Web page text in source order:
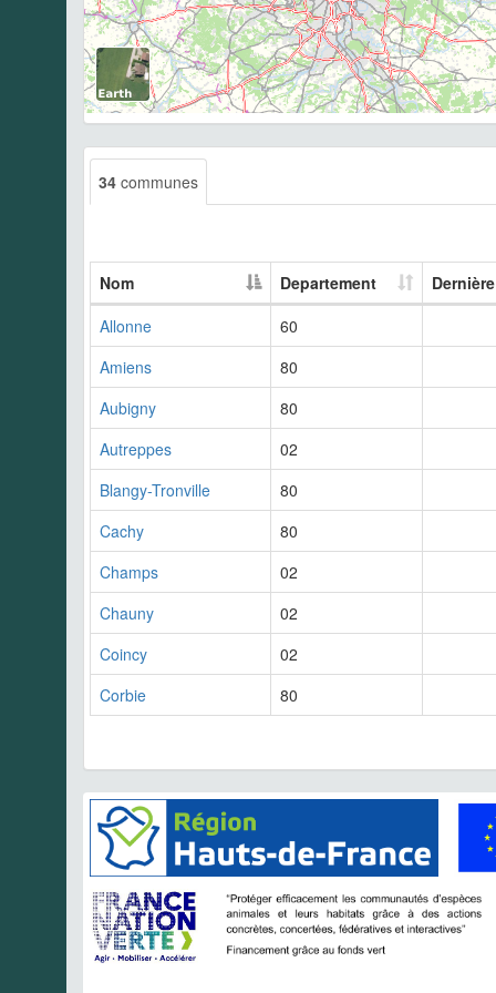
34 communes
Nom Departement
Allonne
60
Amiens
80
Aubigny
80
Autreppes
02
Blangy-Tronville
80
Cachy
80
Champs
02
Chauny
02
Coincy
02
Corbie
80